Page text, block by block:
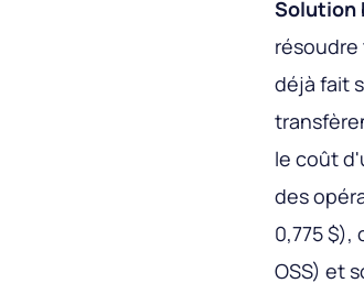
Solution
déjà fait
le coût
des
0,775
OSS) et